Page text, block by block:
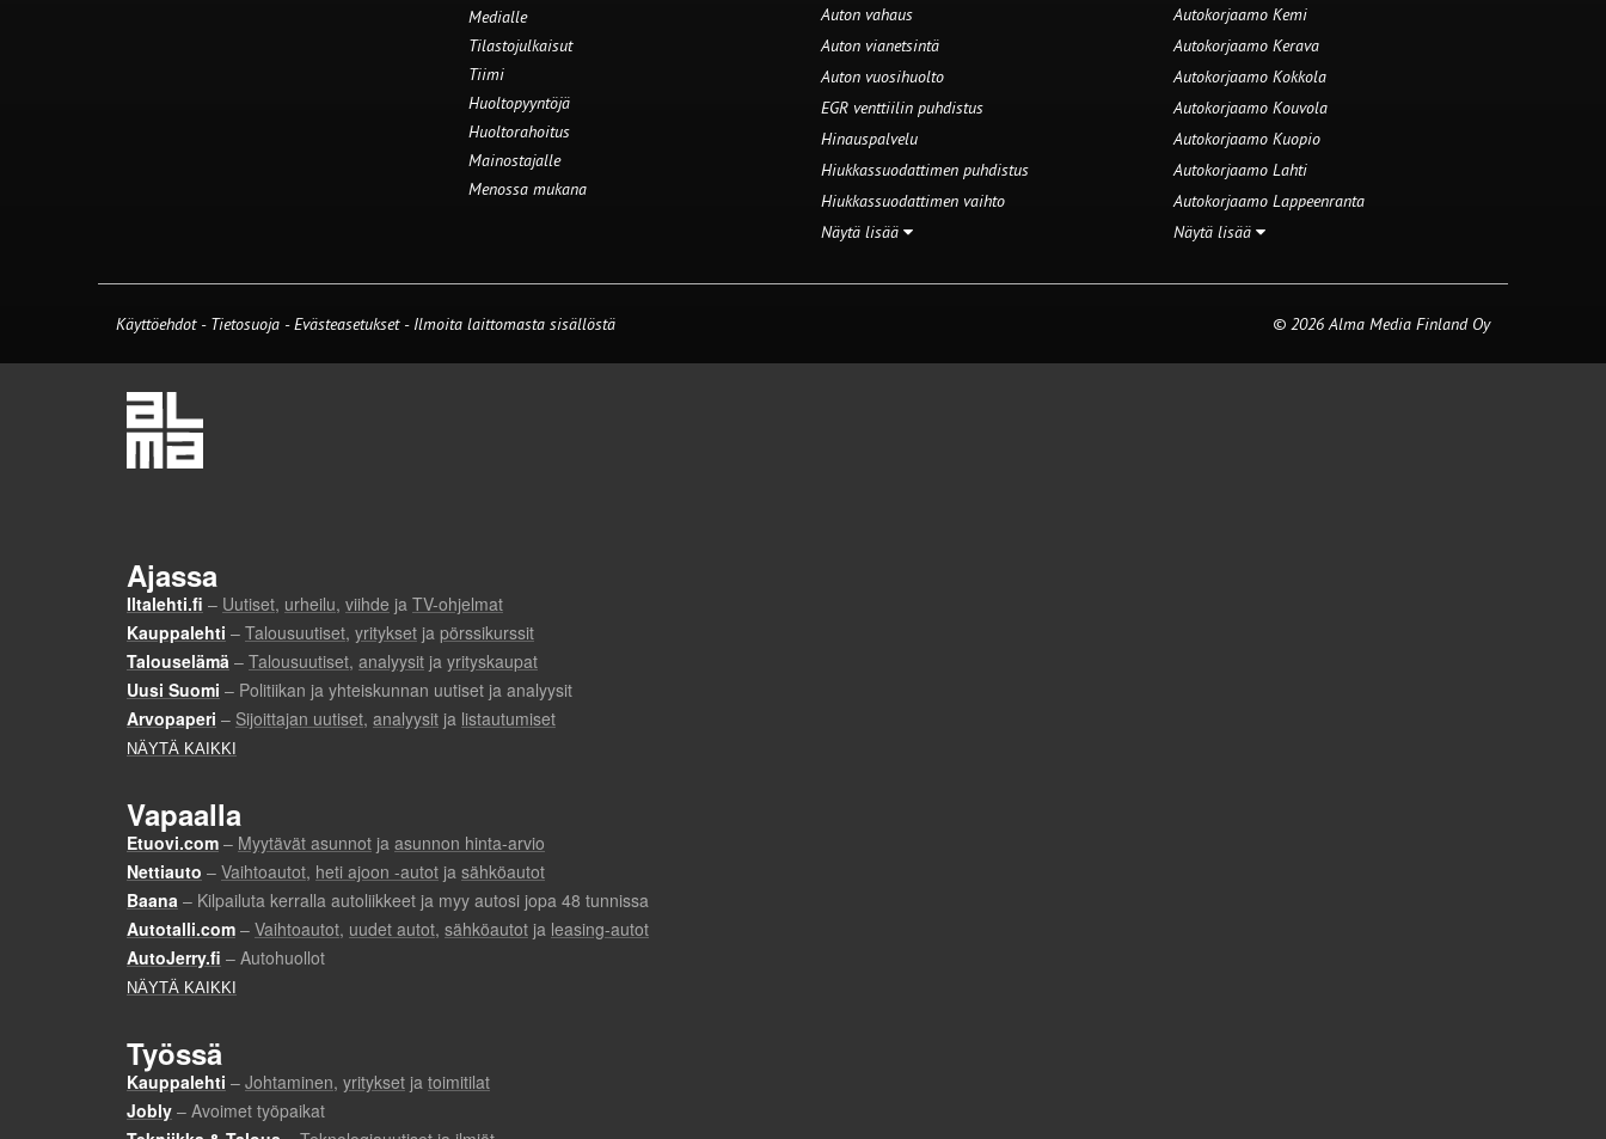
Medialle
Tilastojulkaisut
Tiimi
Huoltopyyntöjä
Huoltorahoitus
Mainostajalle
Menossa mukana
Auton vahaus
Auton vianetsintä
Auton vuosihuolto
EGR venttiilin puhdistus
Hinauspalvelu
Hiukkassuodattimen puhdistus
Hiukkassuodattimen vaihto
Näytä lisää
Autokorjaamo Kemi
Autokorjaamo Kerava
Autokorjaamo Kokkola
Autokorjaamo Kouvola
Autokorjaamo Kuopio
Autokorjaamo Lahti
Autokorjaamo Lappeenranta
Näytä lisää
Käyttöehdot - Tietosuoja -Evästeasetukset- Ilmoita laittomasta sisällöstä © 2026 Alma Media Finland Oy